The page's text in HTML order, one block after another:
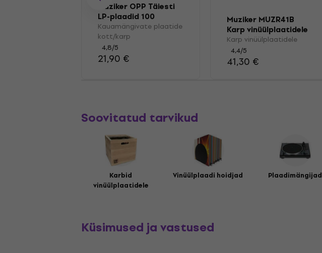
Muziker OPP Täiesti
LP-plaadid 100
Kauamängivate plaatide
kott/karp
4,8/5
21,90 €
Muziker MUZR41B
Karp vinüülplaatidele
Karp vinüülplaatidele
4,4/5
41,30 €
Soovitatud tarvikud
Karbid
vinüülplaatidele
Vinüülplaadi hoidjad Plaadimängijad
Küsimused ja vastused